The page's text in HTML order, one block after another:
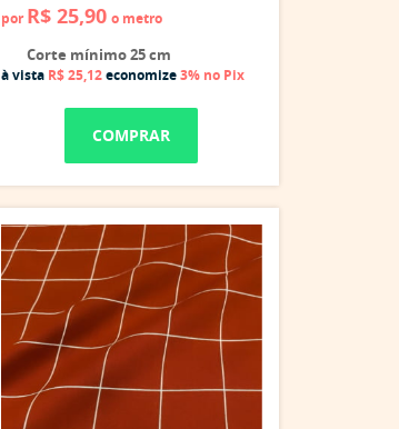
por R$ 25,90 o metro
Corte mínimo 25 cm
à vista R$ 25,12economize3% no Pix
COMPRAR